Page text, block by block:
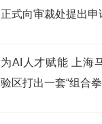
正式向审裁处提出申
为AI人才赋能 上海
验区打出一套“组合